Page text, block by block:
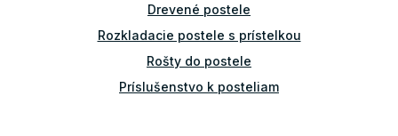
s
u
Drevené postele
Rozkladacie postele s prístelkou
Rošty do postele
Príslušenstvo k posteliam